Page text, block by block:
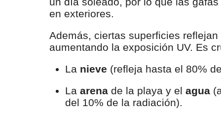
en exteriores.
Además, ciertas superficies
aumentando la exposición UV. Es
La nieve (refleja hasta el 80%
La arena de la playa y el agua
del 10% de la radiación).